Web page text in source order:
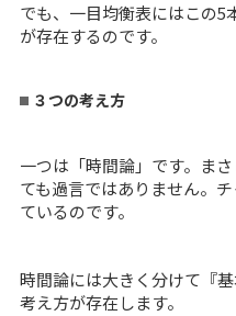
でも、一目均衡表にはこの5
が存在するのです。
３つの考え方
一つは「時間論」です。ま
ても過言ではありません。
ているのです。
時間論には大きく分けて『
考え方が存在します。